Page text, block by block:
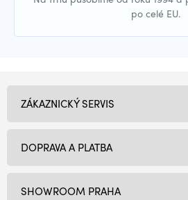
po celé EU.
SHOWROOM PRAHA
ZÁKAZNICKÝ SERVIS
DOPRAVA A PLATBA